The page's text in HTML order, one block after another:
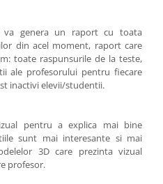
va genera un raport cu toata
din acel moment, raport care
toate raspunsurile de la teste,
ale profesorului pentru fiecare
inactivi elevii/studentii.
pentru a explica mai bine
sunt mai interesante si mai
3D care prezinta vizual
profesor.